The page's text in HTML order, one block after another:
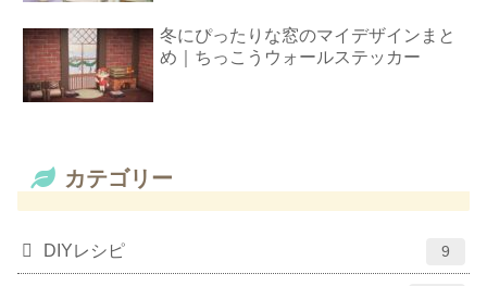
冬にぴったりな窓のマイデザインまと
め｜ちっこうウォールステッカー
カテゴリー
DIYレシピ 9